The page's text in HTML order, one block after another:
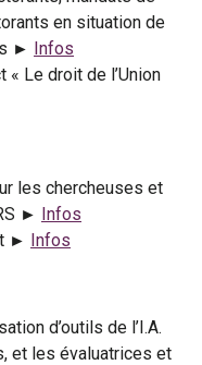
en situation de
► Infos
« Le droit de l’Union
les chercheuses et
► Infos
► Infos
d’outils de l’I.A.
et les évaluatrices et